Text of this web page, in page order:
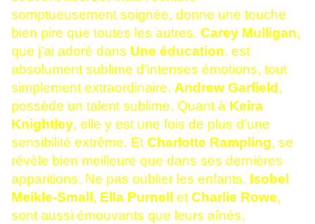
somptueusement soignée, donne une touche
bien pire que toutes les autres. Carey Mulligan,
que j'ai adoré dans Une éducation, est
absolument sublime d'intenses émotions, tout
simplement extraordinaire. Andrew Garfield ,
possède un talent sublime. Quant à Keira
Knightley, elle y est une fois de plus d'une
sensibilité extrême. Et Charlotte Rampling, se
révèle bien meilleure que dans ses dernières
apparitions. Ne pas oublier les enfants, Isobel
Meikle-Small , Ella Purnell et Charlie Rowe,
sont aussi émouvants que leurs aînés.